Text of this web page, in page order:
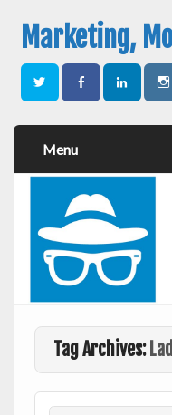
Marketing,
Menu
Tag Archives: